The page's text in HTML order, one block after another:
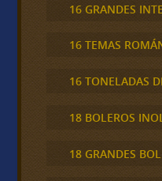
16 GRANDES
16 TEMAS
16 TONELADAS
18 BOLEROS
18 GRANDES